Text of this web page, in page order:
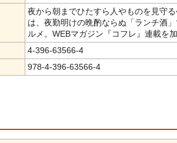
夜から朝までひたすら人やものを見守
は、夜勤明けの晩酌ならぬ「ランチ酒
ルメ。WEBマガジン『コフレ』連載を
4-396-63566-4
978-4-396-63566-4